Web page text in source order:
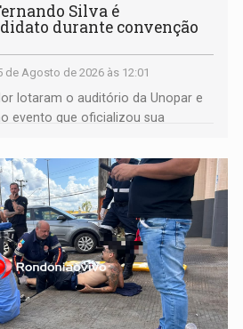
Silva é
durante convenção
de Agosto de 2026 às 12:01
lotaram o auditório da Unopar e
evento que oficializou sua